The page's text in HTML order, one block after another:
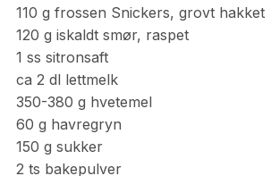
110 g frossen Snickers, grovt hakket
120 g iskaldt smør, raspet
1 ss sitronsaft
ca 2 dl lettmelk
350-380 g hvetemel
60 g havregryn
150 g sukker
2 ts bakepulver